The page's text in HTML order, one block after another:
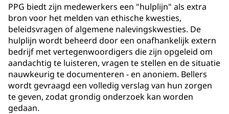
PPG biedt zijn medewerkers een "hulplijn" als extra
bron voor het melden van ethische kwesties,
beleidsvragen of algemene nalevingskwesties. De
hulplijn wordt beheerd door een onafhankelijk extern
bedrijf met vertegenwoordigers die zijn opgeleid om
aandachtig te luisteren, vragen te stellen en de situatie
nauwkeurig te documenteren - en anoniem. Bellers
wordt gevraagd een volledig verslag van hun zorgen
te geven, zodat grondig onderzoek kan worden
gedaan.